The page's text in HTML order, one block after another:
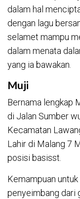
dalam hal
dengan lagu
selamet mampu
dalam menata
yang ia bawakan.
Muji
Bernama lengkap
di Jalan Sumber
Kecamatan
Lahir di Malang 7
posisi basisst.
Kemampuan
penyeimbang dari